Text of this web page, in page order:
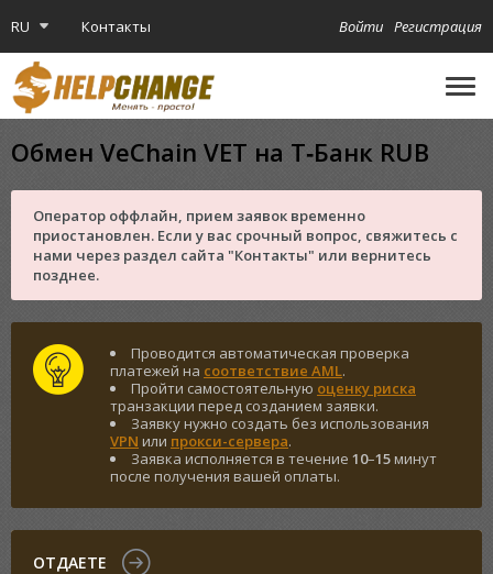
RU Контакты Регистрация
Войти
Обмен VeChain VET на Т‑Банк RUB
Оператор оффлайн, прием заявок временно
приостановлен. Если у вас срочный вопрос, свяжитесь с
нами через раздел сайта "Контакты" или вернитесь
позднее.
Проводится автоматическая проверка
платежей на соответствие AML.
Пройти самостоятельную оценку риска
транзакции перед созданием заявки.
Заявку нужно создать без использования
VPN или прокси-сервера.
Заявка исполняется в течение 10–15минут
после получения вашей оплаты.
ОТДАЕТЕ